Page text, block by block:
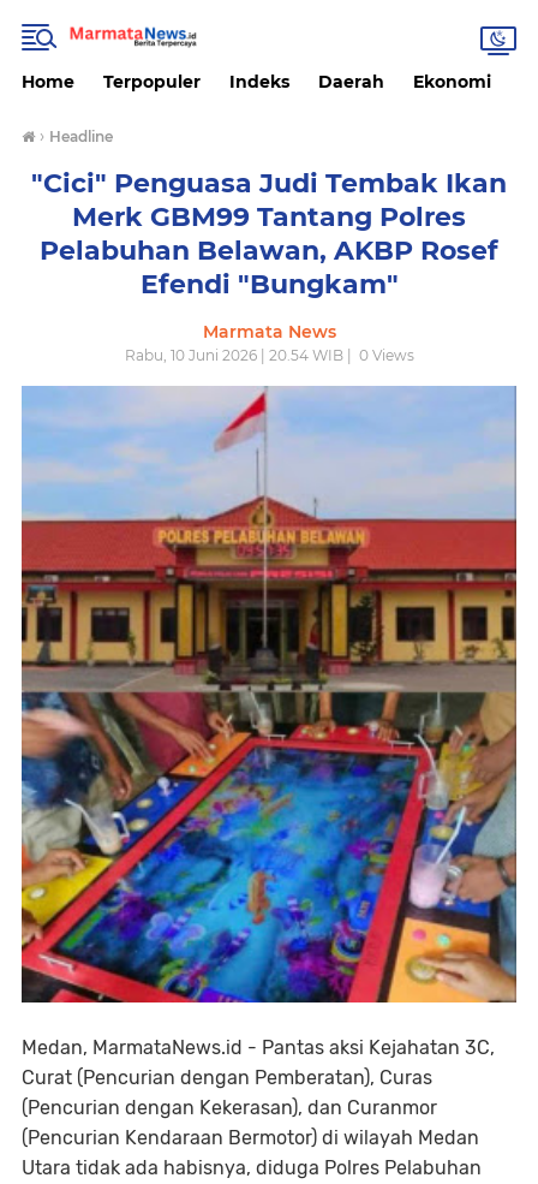
Home Terpopuler Indeks Daerah Ekonomi
› Headline
"Cici" Penguasa Judi Tembak Ikan
Merk GBM99 Tantang Polres
Pelabuhan Belawan, AKBP Rosef
Efendi "Bungkam"
Marmata News
Rabu, 10 Juni 2026 | 20.54 WIB | 0Views
Medan, MarmataNews.id - Pantas aksi Kejahatan 3C,
Curat (Pencurian dengan Pemberatan), Curas
(Pencurian dengan Kekerasan), dan Curanmor
(Pencurian Kendaraan Bermotor) di wilayah Medan
Utara tidak ada habisnya, diduga Polres Pelabuhan